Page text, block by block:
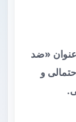
«ضد
و